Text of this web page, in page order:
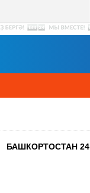
БАШКОРТОСТАН 24